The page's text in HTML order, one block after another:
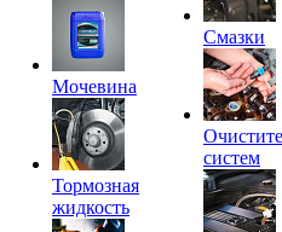
Мочевина
Тормозная
жидкость
Смазки
систем